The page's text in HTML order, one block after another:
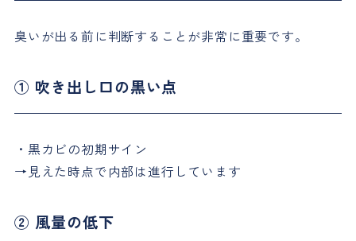
臭いが出る前に判断することが非常に重要です。
① 吹き出し口の黒い点
・黒カビの初期サイン
→見えた時点で内部は進行しています
② 風量の低下